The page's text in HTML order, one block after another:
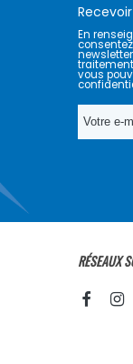
En
vous
RÉSEAUX